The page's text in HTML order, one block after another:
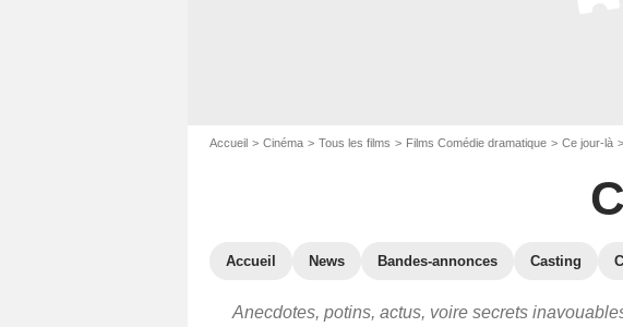
Accueil Cinéma Tous les films Films Comédie dramatique Ce jour-là
Accueil News Bandes-annonces Casting
Anecdotes, potins, actus, voire secrets